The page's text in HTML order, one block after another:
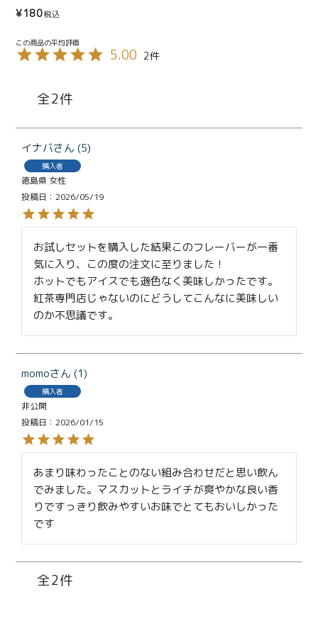
¥180税込
5.00 2
2
イナバ 5
購入者
徳島県 女性
投稿日
2026/05/19
お試しセットを購入した結果このフレーバーが一番
気に入り、この度の注文に至りました！
ホットでもアイスでも遜色なく美味しかったです。
紅茶専門店じゃないのにどうしてこんなに美味しい
のか不思議です。
momo 1
購入者
非公開
投稿日
2026/01/15
あまり味わったことのない組み合わせだと思い飲ん
でみました。マスカットとライチが爽やかな良い香
りですっきり飲みやすいお味でとてもおいしかった
です
2